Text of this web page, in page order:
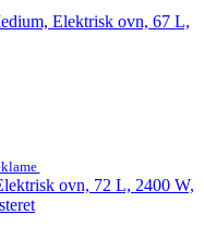
Elektrisk ovn, 67 L,